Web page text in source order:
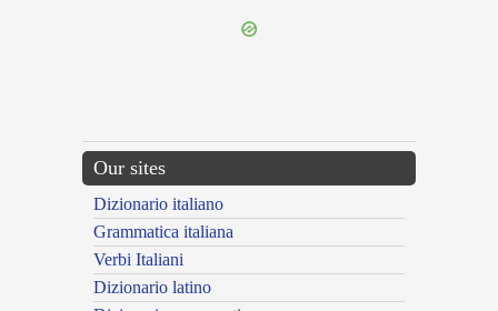
Our sites
Dizionario italiano
Grammatica italiana
Verbi Italiani
Dizionario latino